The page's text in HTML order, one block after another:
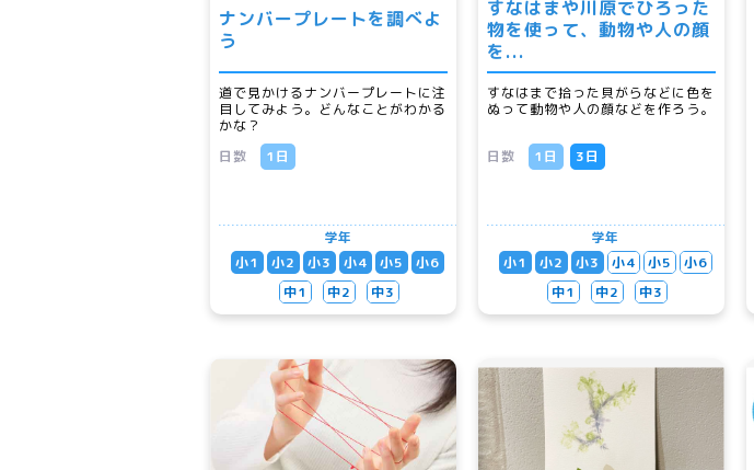
ナンバープレートを調べよ
う
道で見かけるナンバープレートに注
目してみよう。どんなことがわかる
かな？
日数
1日
学年
小1
小2 小3 小4 小5
小6
中1
中2 中3
すなはまや川原でひろった
物を使って、動物や人の顔
を...
すなはまで拾った貝がらなどに色を
ぬって動物や人の顔などを作ろう。
日数 1日 3日
学年
小1
小2 小3 小4 小5
小6
中1
中2 中3